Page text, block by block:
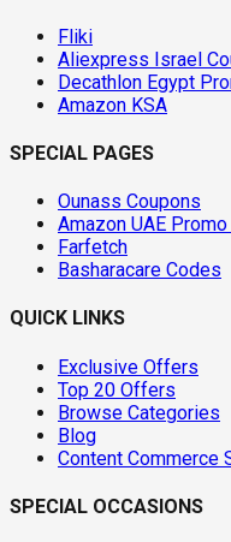
Fliki
Aliexpress Israel
Decathlon Egypt
Amazon KSA
SPECIAL PAGES
Ounass Coupons
Amazon UAE
Farfetch
Basharacare Codes
QUICK LINKS
Exclusive Offers
Top 20 Offers
Browse Categories
Blog
Content Commerce
SPECIAL OCCASIONS